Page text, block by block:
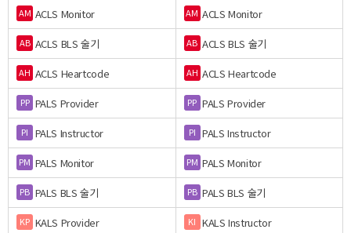
AM ACLS Monitor AM ACLS Monitor
AB ACLS BLS 술기 AB ACLS BLS 술기
AH ACLS Heartcode AH ACLS Heartcode
PP PALS Provider PP PALS Provider
PI PALS Instructor PI PALS Instructor
PM PALS Monitor PM PALS Monitor
PB PALS BLS 술기 PB PALS BLS 술기
KP KALS Provider KI KALS Instructor